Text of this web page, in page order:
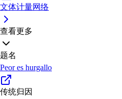
文体计量网络
查看更多
题名
Peor es hurgallo
传统归因